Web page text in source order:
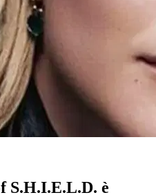
S.H.I.E.L.D. è